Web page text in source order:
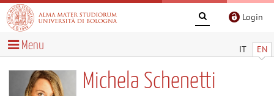
Login
IT EN
Menu
Michela Schenetti